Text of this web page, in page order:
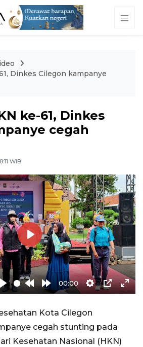
Dinkes Cilegon kampanye
ke-61, Dinkes
cegah
WIB
Play
Rewind
10s
Forward
10s
00:00
Settings
PIP
Play
Kota Cilegon
cegah stunting pada
Kesehatan Nasional (HKN)